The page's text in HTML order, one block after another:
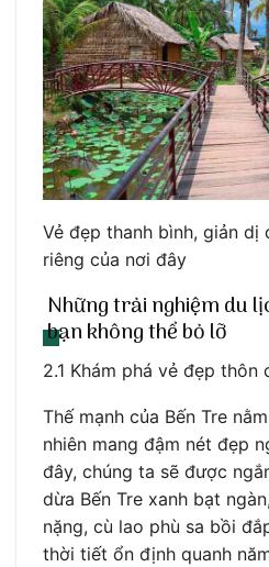
Vẻ đẹp thanh bình, giản dị
riêng của nơi đây
Những trải nghiệm du
bạn không thể bỏ lỡ
2.1 Khám phá vẻ đẹp thôn
Thế mạnh của Bến Tre
nhiên mang đậm nét đẹp
đây, chúng ta sẽ được
dừa Bến Tre xanh bạt
nặng, cù lao phù sa bồi
thời tiết ổn định quanh